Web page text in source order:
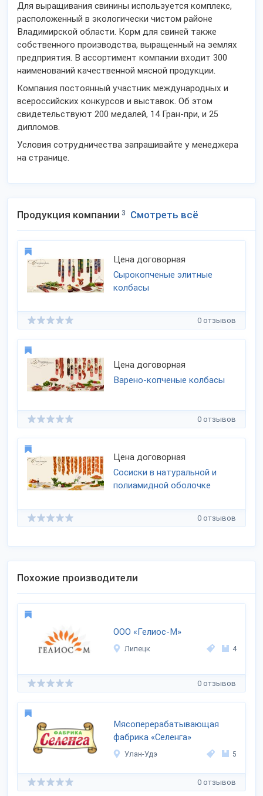
Для выращивания свинины используется комплекс,
расположенный в экологически чистом районе
Владимирской области. Корм для свиней также
собственного производства, выращенный на землях
предприятия. В ассортимент компании входит 300
наименований качественной мясной продукции.
Компания постоянный участник международных и
всероссийских конкурсов и выставок. Об этом
свидетельствуют 200 медалей, 14 Гран-при, и 25
дипломов.
Условия сотрудничества запрашивайте у менеджера
на странице.
Продукция компании 3 Смотреть всё
Цена договорная
Сырокопченые элитные
колбасы
0 отзывов
Цена договорная
Варено-копченые колбасы
0 отзывов
Цена договорная
Сосиски в натуральной и
полиамидной оболочке
0 отзывов
Похожие производители
ООО «Гелиос-М»
Липецк 4
0 отзывов
Мясоперерабатывающая
фабрика «Селенга»
Улан-Удэ 5
0 отзывов